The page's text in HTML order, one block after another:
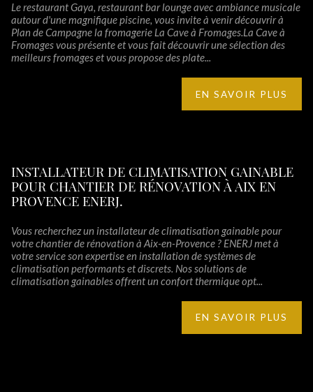
Le restaurant Gaya, restaurant bar lounge avec ambiance musicale
autour d'une magnifique piscine, vous invite à venir découvrir à
Plan de Campagne la fromagerie La Cave à Fromages.La Cave à
Fromages vous présente et vous fait découvrir une sélection des
meilleurs fromages et vous propose des plate...
EN SAVOIR PLUS
INSTALLATEUR DE CLIMATISATION GAINABLE
POUR CHANTIER DE RÉNOVATION À AIX EN
PROVENCE ENERJ.
Vous recherchez un installateur de climatisation gainable pour
votre chantier de rénovation à Aix-en-Provence ? ENERJ met à
votre service son expertise en installation de systèmes de
climatisation performants et discrets. Nos solutions de
climatisation gainables offrent un confort thermique opt...
EN SAVOIR PLUS